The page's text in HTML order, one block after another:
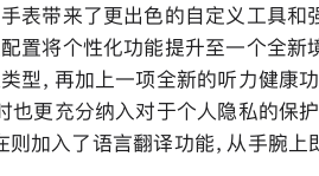
表带来了更出色的自定义工具和
置将个性化功能提升至一个全新
型，再加上一项全新的听力健康
也更充分纳入对于个人隐私的保
则加入了语言翻译功能，从手腕上